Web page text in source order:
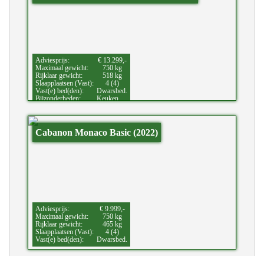
Adviesprijs:
€ 13.299,-
Maximaal gewicht:
750 kg
Rijklaar gewicht:
518 kg
Slaapplaatsen (Vast):
4 (4)
Vast(e) bed(den):
Dwarsbed.
Bijzonderheden:
Keuken
Cabanon Monaco Basic (2022)
Adviesprijs:
€ 9.999,-
Maximaal gewicht:
750 kg
Rijklaar gewicht:
465 kg
Slaapplaatsen (Vast):
4 (4)
Vast(e) bed(den):
Dwarsbed.